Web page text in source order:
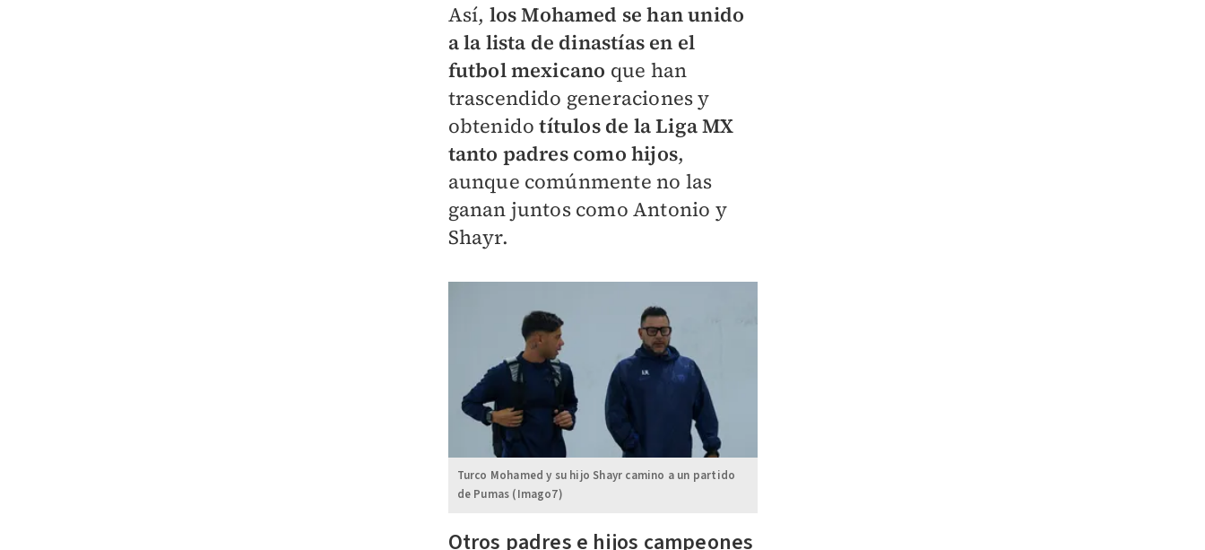
Así, los Mohamed se han unido
a la lista de dinastías en el
futbol mexicano que han
trascendido generaciones y
obtenido títulos de la Liga MX
tanto padres como hijos,
aunque comúnmente no las
ganan juntos como Antonio y
Shayr.
Turco Mohamed y su hijo Shayr camino a un partido
de Pumas (Imago7)
Otros padres e hijos campeones